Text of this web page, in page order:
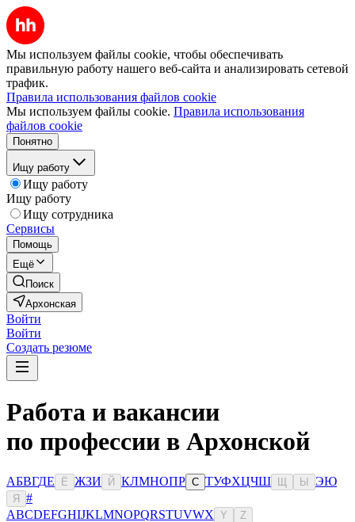
Мы используем файлы cookie, чтобы обеспечивать
правильную работу нашего веб-сайта и анализировать сетевой
трафик.
Правила использования файлов cookie
Мы используем файлы cookie. Правила использования
файлов cookie
Понятно
Ищу работу
Ищу работу
Ищу работу
Ищу сотрудника
Сервисы
Помощь
Ещё
Поиск
Архонская
Войти
Войти
Создать резюме
Работа и вакансии
по профессии в Архонской
АБВГДЕ Ё ЖЗИ Й КЛМНОПР С ТУФХЦЧШ Ы ЭЮ
Я
#
ABCDEFGHIJKLMNOPQRSTUVWX Y Z